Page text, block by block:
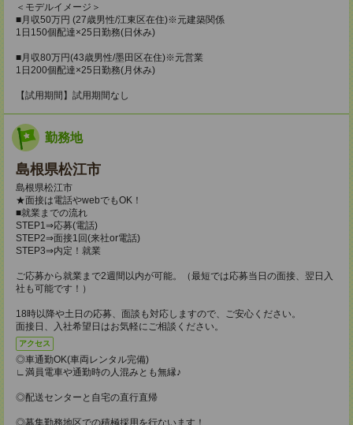
＜モデルイメージ＞
■月収50万円 (27歳男性/江東区在住)※元建築関係
1日150個配達×25日勤務(日休み)
■月収80万円(43歳男性/墨田区在住)※元営業
1日200個配達×25日勤務(月休み)
【試用期間】試用期間なし
勤務地
島根県松江市
島根県松江市
★面接は電話やwebでもOK！
■就業までの流れ
STEP1⇒応募(電話)
STEP2⇒面接1回(来社or電話)
STEP3⇒内定！就業
ご応募から就業まで2週間以内が可能。（最短では応募当日の面接、翌日入
社も可能です！）
18時以降や土日の応募、面談も対応しますので、ご安心ください。
面接日、入社希望日はお気軽にご相談ください。
アクセス
◎車通勤OK(車両レンタル完備)
∟満員電車や通勤時の人混みとも無縁♪
◎配送センターと自宅の直行直帰
◎募集勤務地区での積極採用を行ないます！